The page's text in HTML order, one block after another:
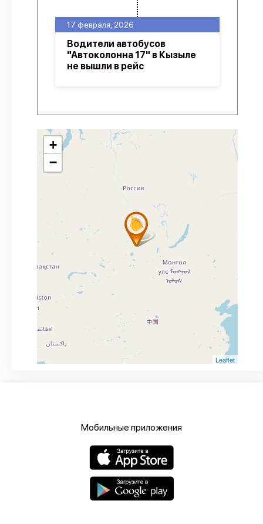
17 февраля, 2026
Водители автобусов
"Автоколонна 17" в Кызыле
не вышли в рейс
+
−
Leaflet
Мобильные приложения